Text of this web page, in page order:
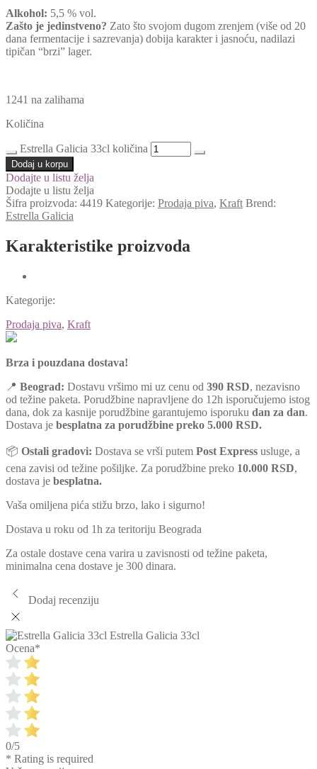
Alkohol: 5,5 % vol.
Zašto je jedinstveno? Zato što svojom dugom zrenjem (više od 20
dana fermentacije i sazrevanja) dobija karakter i jasnoću, nadilazi
tipičan “brzi” lager.
1241 na zalihama
Količina
Estrella Galicia 33cl količina
Dodaj u korpu
Dodajte u listu želja
Dodajte u listu želja
Šifra proizvoda: 4419 Kategorije: Prodaja piva, Kraft Brend:
Estrella Galicia
Karakteristike proizvoda
Kategorije:
Prodaja piva, Kraft
Brza i pouzdana dostava!
📍 Beograd: Dostavu vršimo mi uz cenu od 390 RSD, nezavisno
od težine paketa. Porudžbine napravljene do 12h isporučujemo istog
dana, dok za kasnije porudžbine garantujemo isporuku dan za dan.
Dostava je besplatna za porudžbine preko 5.000 RSD.
📦 Ostali gradovi: Dostava se vrši putem Post Express usluge, a
cena zavisi od težine pošiljke. Za porudžbine preko 10.000 RSD,
dostava je besplatna.
Vaša omiljena pića stižu brzo, lako i sigurno!
Dostava u roku od 1h za teritoriju Beograda
Za ostale dostave cena varira u zavisnosti od težine paketa,
minimalna cena dostave je 300 dinara.
Dodaj recenziju
Estrella Galicia 33cl
Ocena*
0/5
* Rating is required